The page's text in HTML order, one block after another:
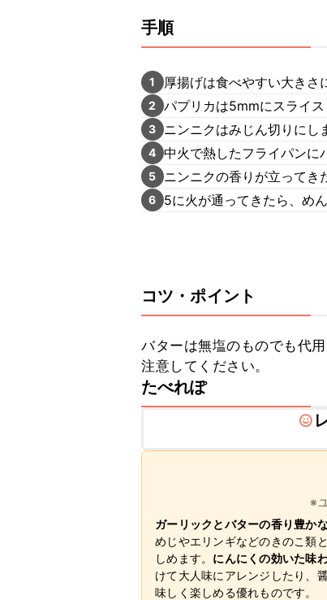
手順
1 厚揚げは食べやすい大きさ
2 パプリカは5mmにスライス
3 ニンニクはみじん切りにし
4 中火で熱したフライパンに
5 ニンニクの香りが立ってき
6 5に火が通ってきたら、め
コツ・ポイント
バターは無塩のものでも代
注意してください。
たべれぽ
※
ガーリックとバターの香り豊か
めじやエリンギなどのきのこ類
しめます。 にんにくの効いた味
けて大人味にアレンジしたり、
味しく楽しめる優れものです。